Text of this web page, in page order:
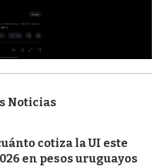
Noticias
cotiza la UI este
en pesos uruguayos